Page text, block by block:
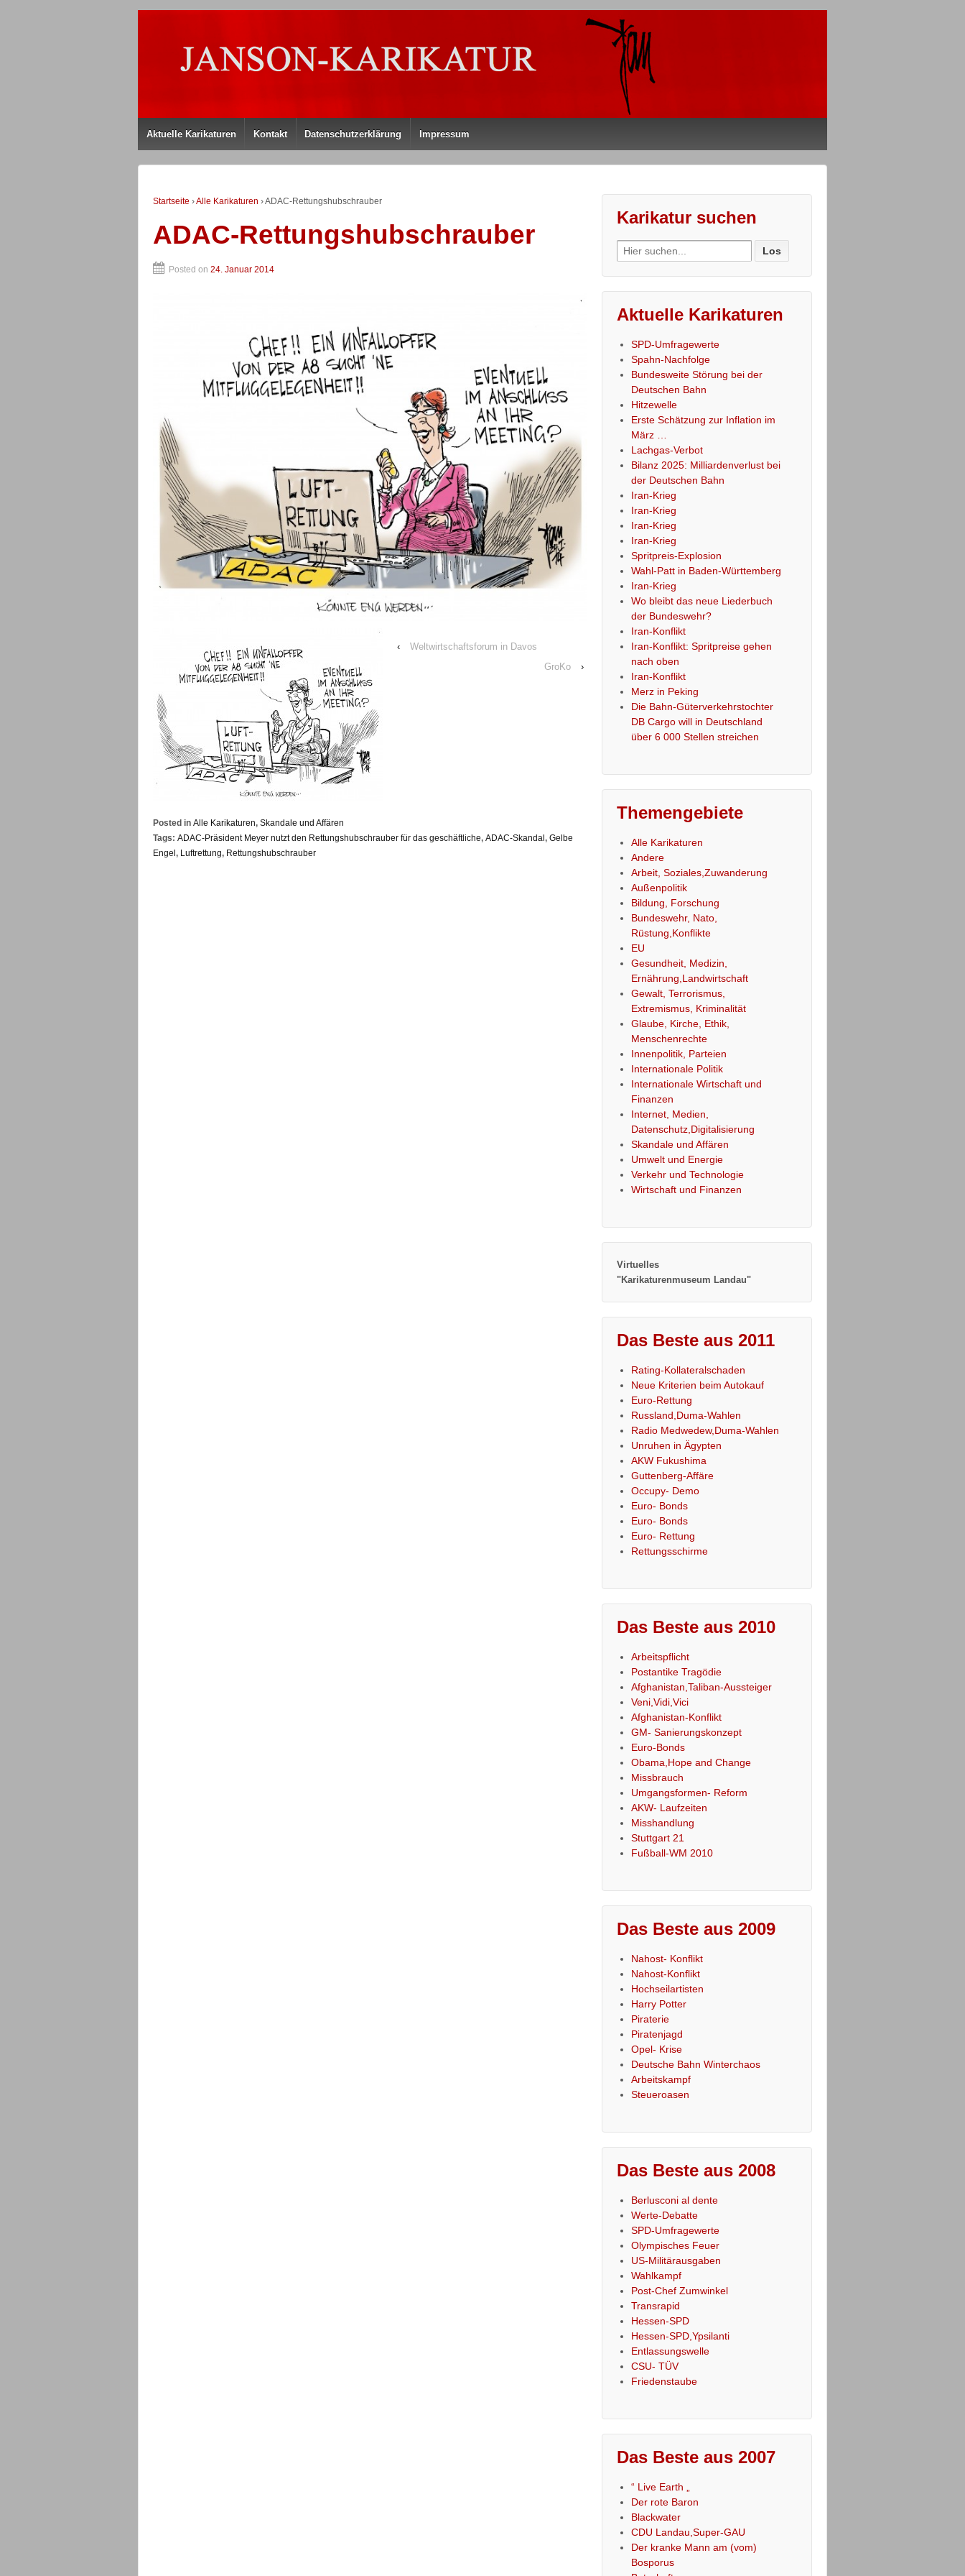
Aktuelle Karikaturen Kontakt Datenschutzerklärung Impressum
Startseite ›Alle Karikaturen ›ADAC-Rettungshubschrauber
ADAC-Rettungshubschrauber
Posted on 24. Januar 2014
‹
Weltwirtschaftsforum in Davos
GroKo
›
Posted in Alle Karikaturen, Skandale und Affären
Tags: ADAC-Präsident Meyer nutzt den Rettungshubschrauber für das geschäftliche, ADAC-Skandal , Gelbe
Engel , Luftrettung, Rettungshubschrauber
Karikatur suchen
Search
for:
Aktuelle Karikaturen
SPD-Umfragewerte
Spahn-Nachfolge
Bundesweite Störung bei der
Deutschen Bahn
Hitzewelle
Erste Schätzung zur Inflation im
März …
Lachgas-Verbot
Bilanz 2025: Milliardenverlust bei
der Deutschen Bahn
Iran-Krieg
Iran-Krieg
Iran-Krieg
Iran-Krieg
Spritpreis-Explosion
Wahl-Patt in Baden-Württemberg
Iran-Krieg
Wo bleibt das neue Liederbuch
der Bundeswehr?
Iran-Konflikt
Iran-Konflikt: Spritpreise gehen
nach oben
Iran-Konflikt
Merz in Peking
Die Bahn-Güterverkehrstochter
DB Cargo will in Deutschland
über 6 000 Stellen streichen
Themengebiete
Alle Karikaturen
Andere
Arbeit, Soziales,Zuwanderung
Außenpolitik
Bildung, Forschung
Bundeswehr, Nato,
Rüstung,Konflikte
EU
Gesundheit, Medizin,
Ernährung,Landwirtschaft
Gewalt, Terrorismus,
Extremismus, Kriminalität
Glaube, Kirche, Ethik,
Menschenrechte
Innenpolitik, Parteien
Internationale Politik
Internationale Wirtschaft und
Finanzen
Internet, Medien,
Datenschutz,Digitalisierung
Skandale und Affären
Umwelt und Energie
Verkehr und Technologie
Wirtschaft und Finanzen
Virtuelles
"Karikaturenmuseum Landau"
Das Beste aus 2011
Rating-Kollateralschaden
Neue Kriterien beim Autokauf
Euro-Rettung
Russland,Duma-Wahlen
Radio Medwedew,Duma-Wahlen
Unruhen in Ägypten
AKW Fukushima
Guttenberg-Affäre
Occupy- Demo
Euro- Bonds
Euro- Bonds
Euro- Rettung
Rettungsschirme
Das Beste aus 2010
Arbeitspflicht
Postantike Tragödie
Afghanistan,Taliban-Aussteiger
Veni,Vidi,Vici
Afghanistan-Konflikt
GM- Sanierungskonzept
Euro-Bonds
Obama,Hope and Change
Missbrauch
Umgangsformen- Reform
AKW- Laufzeiten
Misshandlung
Stuttgart 21
Fußball-WM 2010
Das Beste aus 2009
Nahost- Konflikt
Nahost-Konflikt
Hochseilartisten
Harry Potter
Piraterie
Piratenjagd
Opel- Krise
Deutsche Bahn Winterchaos
Arbeitskampf
Steueroasen
Das Beste aus 2008
Berlusconi al dente
Werte-Debatte
SPD-Umfragewerte
Olympisches Feuer
US-Militärausgaben
Wahlkampf
Post-Chef Zumwinkel
Transrapid
Hessen-SPD
Hessen-SPD,Ypsilanti
Entlassungswelle
CSU- TÜV
Friedenstaube
Das Beste aus 2007
“ Live Earth „
Der rote Baron
Blackwater
CDU Landau,Super-GAU
Der kranke Mann am (vom)
Bosporus